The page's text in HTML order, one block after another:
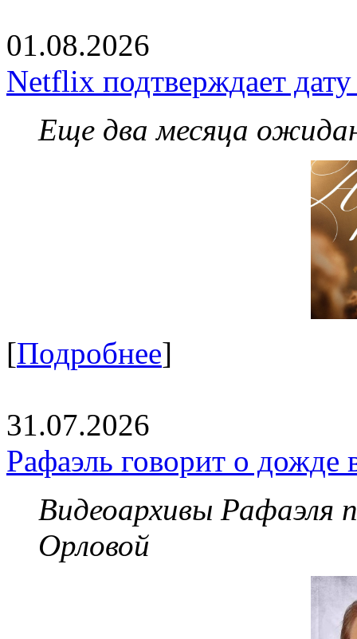
01.08.2026
Netflix подтверждает
Еще два месяца
[Подробнее]
31.07.2026
Рафаэль говорит о дожде
Видеоархивы Рафаэля
Орловой